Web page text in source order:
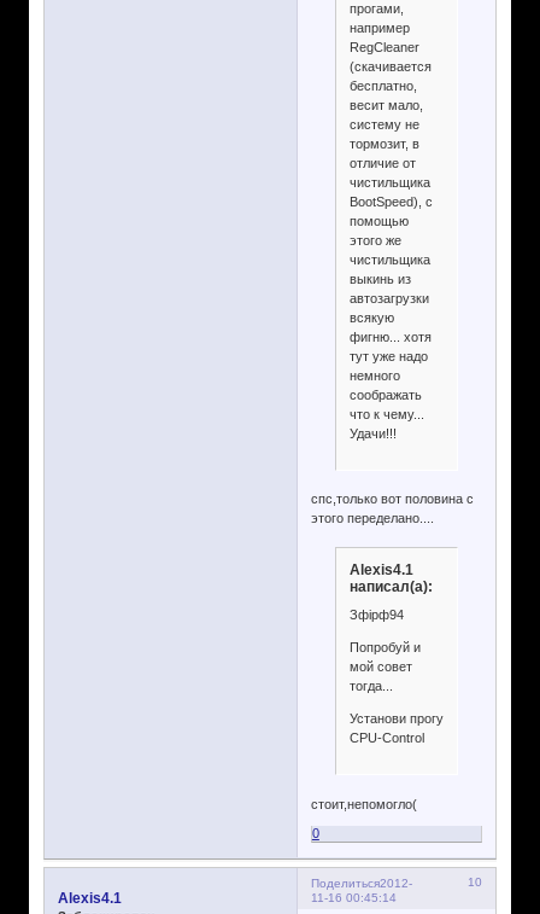
прогами,
например
RegCleaner
(скачивается
бесплатно,
весит мало,
систему не
тормозит, в
отличие от
чистильщика
BootSpeed), с
помощью
этого же
чистильщика
выкинь из
автозагрузки
всякую
фигню... хотя
тут уже надо
немного
соображать
что к чему...
Удачи!!!
спс,только вот половина с
этого переделано....
Alexis4.1
написал(а):
Зфірф94
Попробуй и
мой совет
тогда...
Установи прогу
CPU-Control
стоит,непомогло(
0
Поделиться 10
2012-
11-16 00:45:14
Alexis4.1